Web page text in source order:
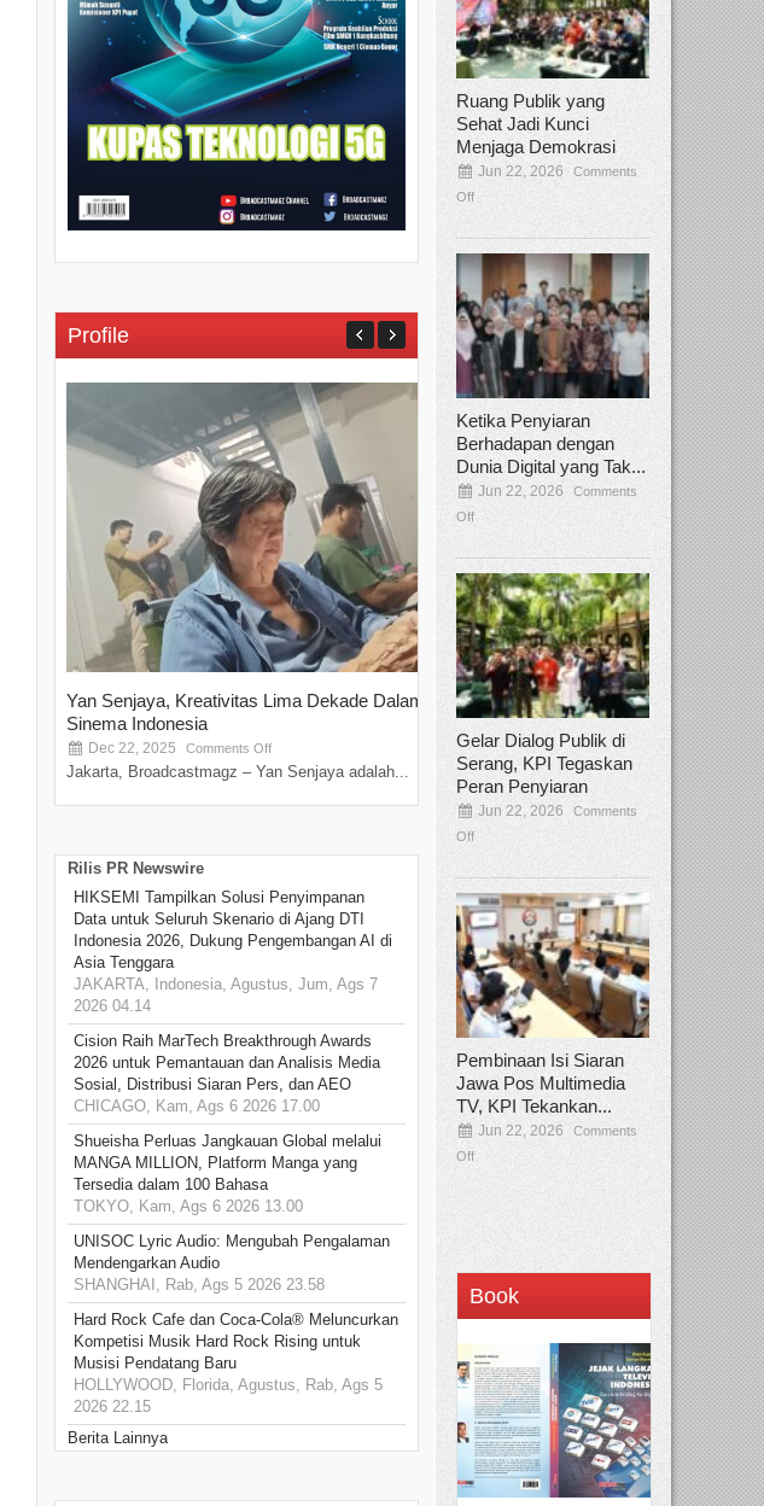
Profile
Yan Senjaya, Kreativitas Lima Dekade Dalam
Sinema Indonesia
Dec 22, 2025 Comments Off
Jakarta, Broadcastmagz – Yan Senjaya adalah...
Tamee Irelly Menjadi Juri Open
Film Terbaru...
Sep 08, 2025 Comments Off
Bekasi, Broadcastmagz – Dalam upaya
talenta...
Rilis PR Newswire
HIKSEMI Tampilkan Solusi Penyimpanan
Data untuk Seluruh Skenario di Ajang DTI
Indonesia 2026, Dukung Pengembangan AI di
Asia Tenggara
JAKARTA, Indonesia, Agustus, Jum, Ags 7
2026 04.14
Cision Raih MarTech Breakthrough Awards
2026 untuk Pemantauan dan Analisis Media
Sosial, Distribusi Siaran Pers, dan AEO
CHICAGO, Kam, Ags 6 2026 17.00
Shueisha Perluas Jangkauan Global melalui
MANGA MILLION, Platform Manga yang
Tersedia dalam 100 Bahasa
TOKYO, Kam, Ags 6 2026 13.00
UNISOC Lyric Audio: Mengubah Pengalaman
Mendengarkan Audio
SHANGHAI, Rab, Ags 5 2026 23.58
Hard Rock Cafe dan Coca-Cola® Meluncurkan
Kompetisi Musik Hard Rock Rising untuk
Musisi Pendatang Baru
HOLLYWOOD, Florida, Agustus, Rab, Ags 5
2026 22.15
Berita Lainnya
Ruang Publik yang
Sehat Jadi Kunci
Menjaga Demokrasi
Jun 22, 2026
Comments
Off
Ketika Penyiaran
Berhadapan dengan
Dunia Digital yang Tak...
Jun 22, 2026
Comments
Off
Gelar Dialog Publik di
Serang, KPI Tegaskan
Peran Penyiaran
Jun 22, 2026
Comments
Off
Pembinaan Isi Siaran
Jawa Pos Multimedia
TV, KPI Tekankan...
Jun 22, 2026
Comments
Off
Book